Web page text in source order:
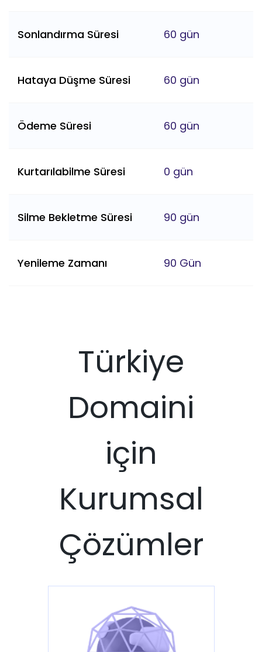
Sonlandırma Süresi 60 gün
Hataya Düşme Süresi 60 gün
Ödeme Süresi 60 gün
Kurtarılabilme Süresi 0 gün
Silme Bekletme Süresi 90 gün
Yenileme Zamanı 90 Gün
Türkiye
Domaini
için
Kurumsal
Çözümler